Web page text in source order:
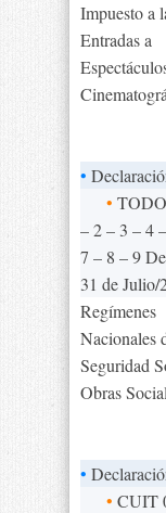
Impuesto a
Entradas a
•
•
– 2 – 3 – 4
7 – 8 – 9
31 de Julio/
Regímenes
Nacionales
Seguridad
Obras
•
• CUIT